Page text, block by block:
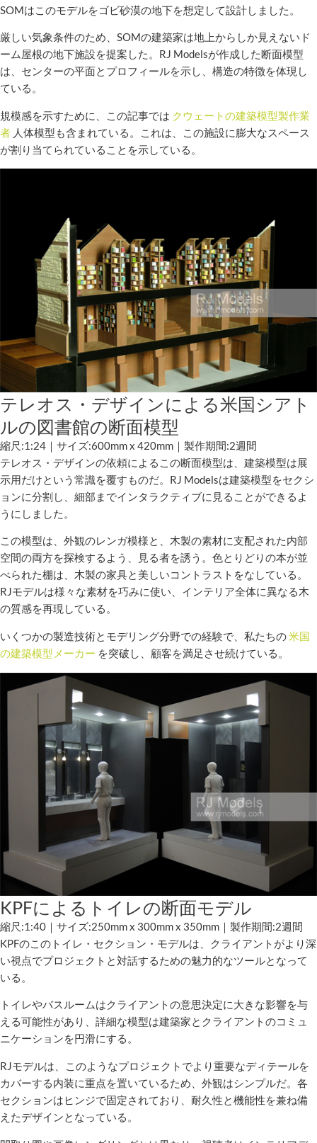
SOMはこのモデルをゴビ砂漠の地下を想定して設計しました。
厳しい気象条件のため、SOMの建築家は地上からしか見えないド
ーム屋根の地下施設を提案した。RJ Modelsが作成した断面模型
は、センターの平面とプロフィールを示し、構造の特徴を体現し
ている。
規模感を示すために、この記事では クウェートの建築模型製作業
者 人体模型も含まれている。これは、この施設に膨大なスペース
が割り当てられていることを示している。
テレオス・デザインによる米国シアト
ルの図書館の断面模型
縮尺:1:24｜サイズ:600mm x 420mm｜製作期間:2週間
テレオス・デザインの依頼によるこの断面模型は、建築模型は展
示用だけという常識を覆すものだ。RJ Modelsは建築模型をセクシ
ョンに分割し、細部までインタラクティブに見ることができるよ
うにしました。
この模型は、外観のレンガ模様と、木製の素材に支配された内部
空間の両方を探検するよう、見る者を誘う。色とりどりの本が並
べられた棚は、木製の家具と美しいコントラストをなしている。
RJモデルは様々な素材を巧みに使い、インテリア全体に異なる木
の質感を再現している。
いくつかの製造技術とモデリング分野での経験で、私たちの米国
の建築模型メーカー を突破し、顧客を満足させ続けている。
KPFによるトイレの断面モデル
縮尺:1:40｜サイズ:250mm x 300mm x 350mm｜製作期間:2週間
KPFのこのトイレ・セクション・モデルは、クライアントがより深
い視点でプロジェクトと対話するための魅力的なツールとなって
いる。
トイレやバスルームはクライアントの意思決定に大きな影響を与
える可能性があり、詳細な模型は建築家とクライアントのコミュ
ニケーションを円滑にする。
RJモデルは、このようなプロジェクトでより重要なディテールを
カバーする内装に重点を置いているため、外観はシンプルだ。各
セクションはヒンジで固定されており、耐久性と機能性を兼ね備
えたデザインとなっている。